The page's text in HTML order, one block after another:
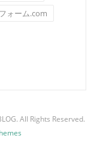
ォーム.com
All Rights Reserved.